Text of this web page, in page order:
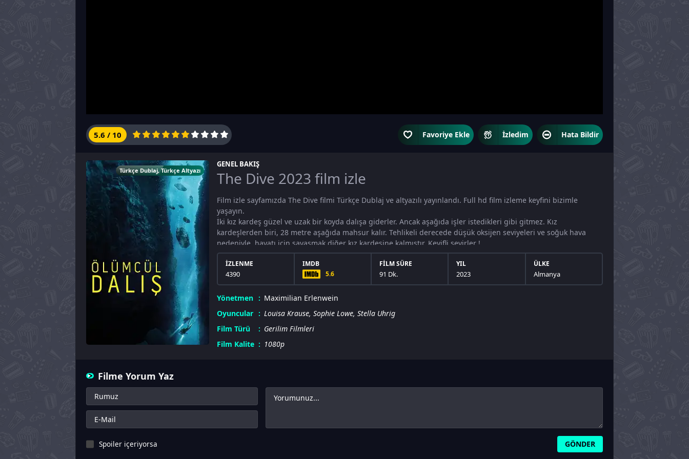
Favoriye Ekle İzledim Hata Bildir
5.6 / 10
Türkçe Dublaj,Türkçe Altyazı
GENEL BAKIŞ
The Dive 2023 film izle
Film izle sayfamızda The Dive filmi Türkçe Dublaj ve altyazılı yayınlandı. Full hd film izleme keyfini bizimle
yaşayın.
İki kız kardeş güzel ve uzak bir koyda dalışa giderler. Ancak aşağıda işler istedikleri gibi gitmez. Kız
kardeşlerden biri, 28 metre aşağıda mahsur kalır. Tehlikeli derecede düşük oksijen seviyeleri ve soğuk hava
nedeniyle, hayatı için savaşmak diğer kız kardeşine kalmıştır. Keyifli seyirler !
Yönetmen
Maximilian Erlenwein
Oyuncular
Louisa Krause, Sophie Lowe, Stella Uhrig
Film Türü
Gerilim Filmleri
Film Kalite
1080p
İZLENME
4390
IMDB
5.6
FILM SÜRE
91 Dk.
YIL
2023
ÜLKE
Almanya
Filme Yorum Yaz
Spoiler içeriyorsa